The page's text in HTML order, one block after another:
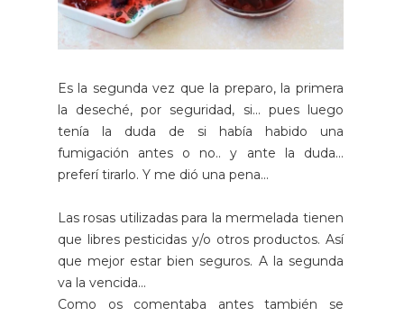
Es la segunda vez que la preparo, la primera
la deseché, por seguridad, si... pues luego
tenía la duda de si había habido una
fumigación antes o no.. y ante la duda...
preferí tirarlo. Y me dió una pena...
Las rosas utilizadas para la mermelada tienen
que libres pesticidas y/o otros productos. Así
que mejor estar bien seguros. A la segunda
va la vencida...
Como os comentaba antes también se